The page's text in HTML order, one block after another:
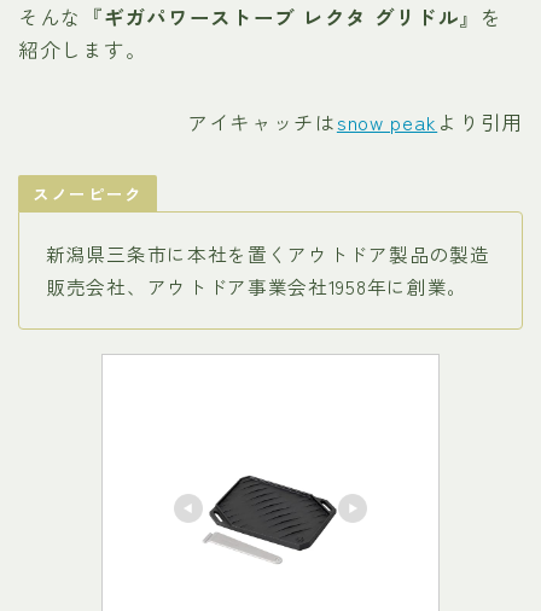
そんな『ギガパワーストーブ レクタ グリドル』を
紹介します。
アイキャッチはsnow peak より引用
スノーピーク
新潟県三条市に本社を置くアウトドア製品の製造
販売会社、アウトドア事業会社1958年に創業。